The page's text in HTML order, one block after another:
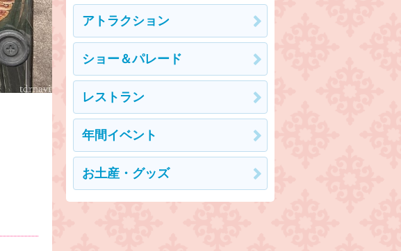
アトラクション
ショー＆パレード
レストラン
年間イベント
お土産・グッズ